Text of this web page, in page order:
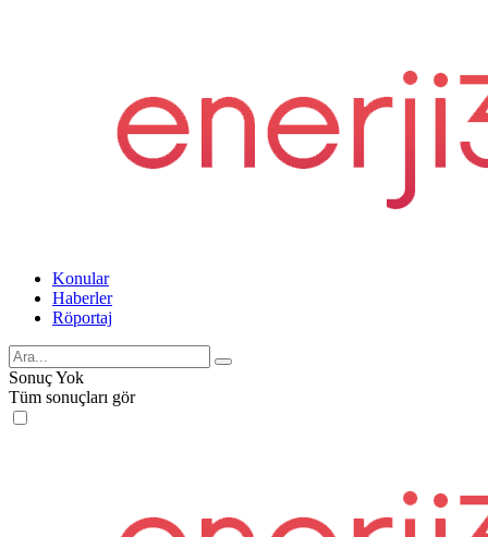
Konular
Haberler
Röportaj
Sonuç Yok
Tüm sonuçları gör